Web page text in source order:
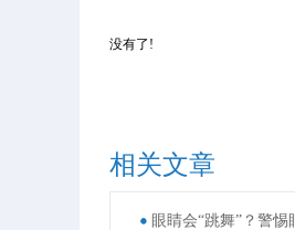
没有了!
相关文章
眼睛会“跳舞”？警惕